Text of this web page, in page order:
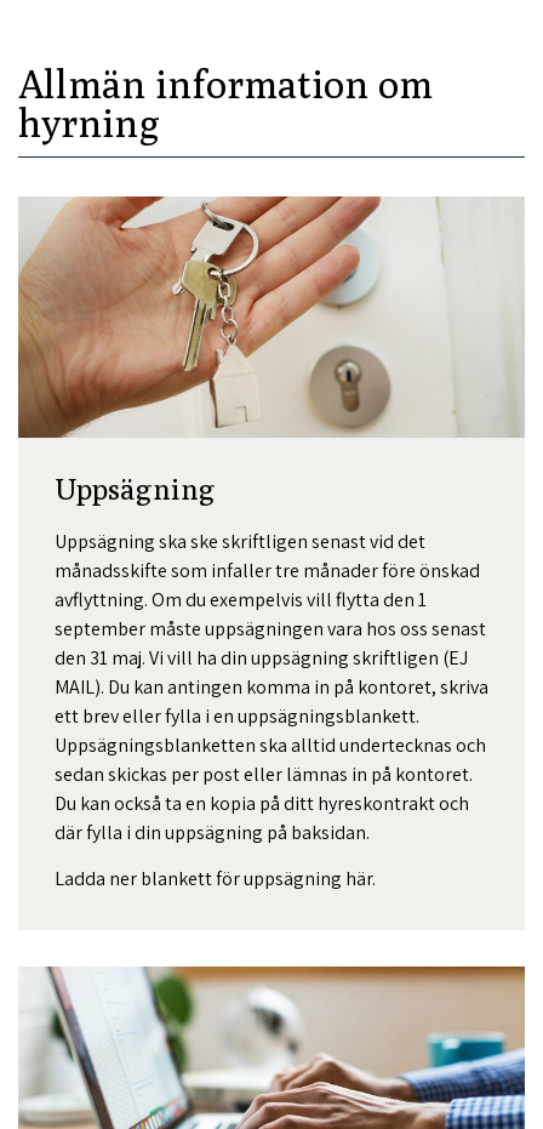
Allmän information om
hyrning
Uppsägning
Uppsägning ska ske skriftligen senast vid det
månadsskifte som infaller tre månader före önskad
avflyttning. Om du exempelvis vill flytta den 1
september måste uppsägningen vara hos oss senast
den 31 maj. Vi vill ha din uppsägning skriftligen (EJ
MAIL). Du kan antingen komma in på kontoret, skriva
ett brev eller fylla i en uppsägningsblankett.
Uppsägningsblanketten ska alltid undertecknas och
sedan skickas per post eller lämnas in på kontoret.
Du kan också ta en kopia på ditt hyreskontrakt och
där fylla i din uppsägning på baksidan.
Ladda ner blankett föruppsägning här.